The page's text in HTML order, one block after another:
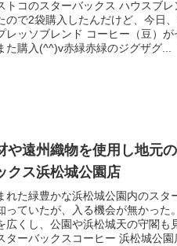
トコのスターバックス ハウスブ
ので2袋購入したんだけど、今日
レッソブレンド コーヒー（豆）
た購入(^^)v赤緑赤緑のジグザグ...
や遠州織物を使用し地元
クス浜松城公園店
れた緑豊かな浜松城公園内のスタ
っていたが、入る機会が無かった
広くし、公園や浜松城天の守閣も
ターバックスコーヒー 浜松城公園